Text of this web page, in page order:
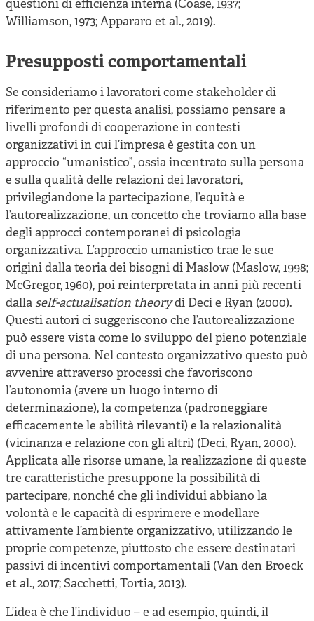
questioni di efficienza interna (Coase, 1937;
Williamson, 1973; Appararo et al., 2019).
Presupposti comportamentali
Se consideriamo i lavoratori come stakeholder di
riferimento per questa analisi, possiamo pensare a
livelli profondi di cooperazione in contesti
organizzativi in cui l’impresa è gestita con un
approccio “umanistico”, ossia incentrato sulla persona
e sulla qualità delle relazioni dei lavoratori,
privilegiandone la partecipazione, l’equità e
l’autorealizzazione, un concetto che troviamo alla base
degli approcci contemporanei di psicologia
organizzativa. L’approccio umanistico trae le sue
origini dalla teoria dei bisogni di Maslow (Maslow, 1998;
McGregor, 1960), poi reinterpretata in anni più recenti
dalla self-actualisation theorydi Deci e Ryan (2000).
Questi autori ci suggeriscono che l’autorealizzazione
può essere vista come lo sviluppo del pieno potenziale
di una persona. Nel contesto organizzativo questo può
avvenire attraverso processi che favoriscono
l’autonomia (avere un luogo interno di
determinazione), la competenza (padroneggiare
efficacemente le abilità rilevanti) e la relazionalità
(vicinanza e relazione con gli altri) (Deci, Ryan, 2000).
Applicata alle risorse umane, la realizzazione di queste
tre caratteristiche presuppone la possibilità di
partecipare, nonché che gli individui abbiano la
volontà e le capacità di esprimere e modellare
attivamente l’ambiente organizzativo, utilizzando le
proprie competenze, piuttosto che essere destinatari
passivi di incentivi comportamentali (Van den Broeck
et al., 2017; Sacchetti, Tortia, 2013).
L’idea è che l’individuo – e ad esempio, quindi, il